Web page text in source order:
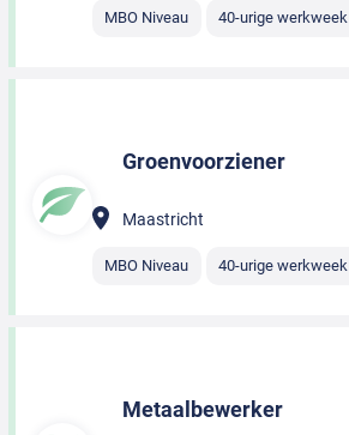
MBO Niveau 40-urige werkweek
Groenvoorziener
Maastricht
MBO Niveau 40-urige werkweek
Metaalbewerker